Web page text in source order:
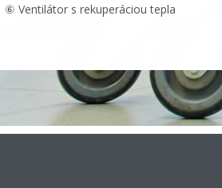
⑥ Ventilátor s rekuperáciou tepla